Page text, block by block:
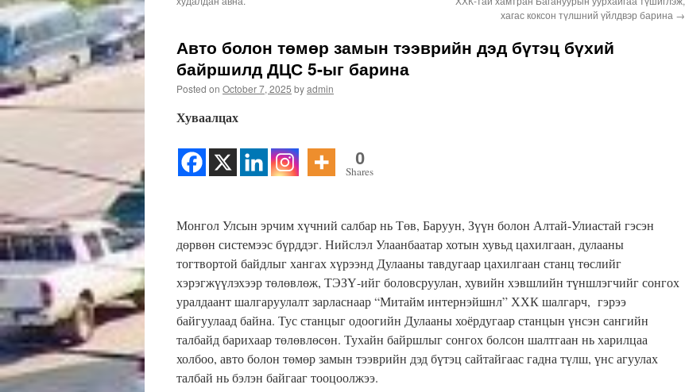
хагас коксон түлшний үйлдвэр барина →
Авто болон төмөр замын тээврийн дэд бүтэц бүхий
байршилд ДЦС 5-ыг барина
Posted on October 7, 2025 byadmin
Хуваалцах
0
Shares
Монгол Улсын эрчим хүчний салбар нь Төв, Баруун, Зүүн болон Алтай-Улиастай гэсэн
дөрвөн системээс бүрддэг. Нийслэл Улаанбаатар хотын хувьд цахилгаан, дулааны
тогтвортой байдлыг хангах хүрээнд Дулааны тавдугаар цахилгаан станц төслийг
хэрэгжүүлэхээр төлөвлөж, ТЭЗҮ-ийг боловсруулан, хувийн хэвшлийн түншлэгчийг сонгох
уралдаант шалгаруулалт зарласнаар “Митайм интернэйшнл” ХХК шалгарч, гэрээ
байгуулаад байна. Тус станцыг одоогийн Дулааны хоёрдугаар станцын үнсэн сангийн
талбайд барихаар төлөвлөсөн. Тухайн байршлыг сонгох болсон шалтгаан нь харилцаа
холбоо, авто болон төмөр замын тээврийн дэд бүтэц сайтайгаас гадна түлш, үнс агуулах
талбай нь бэлэн байгааг тооцоолжээ.